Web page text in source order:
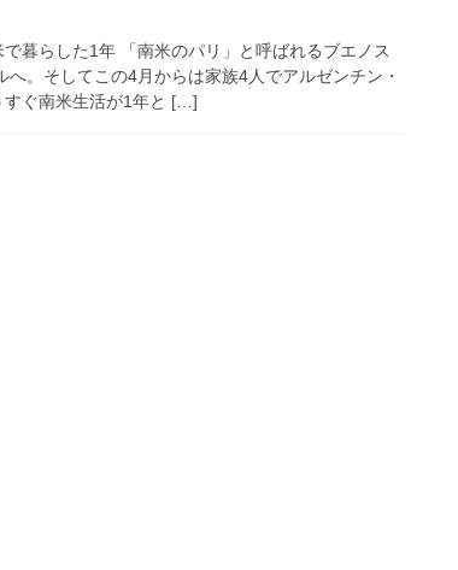
暮らした1年 「南米のパリ」と呼ばれるブエノス
。そしてこの4月からは家族4人でアルゼンチン・
すぐ南米生活が1年と […]